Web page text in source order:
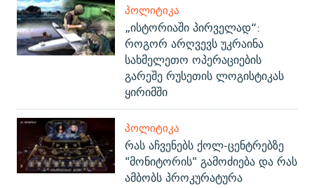
ᲞᲝᲚᲘᲢᲘᲙᲐ
„ისტორიაში პირველად“:
როგორ არღვევს უკრაინა
სახმელეთო ოპერაციების
გარეშე რუსეთის ლოგისტიკას
ყირიმში
ᲞᲝᲚᲘᲢᲘᲙᲐ
რას აჩვენებს ქოლ-ცენტრებზე
"მონიტორის" გამოძიება და რას
ამბობს პროკურატურა